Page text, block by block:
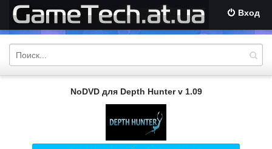
Вход
NoDVD для Depth Hunter v 1.09